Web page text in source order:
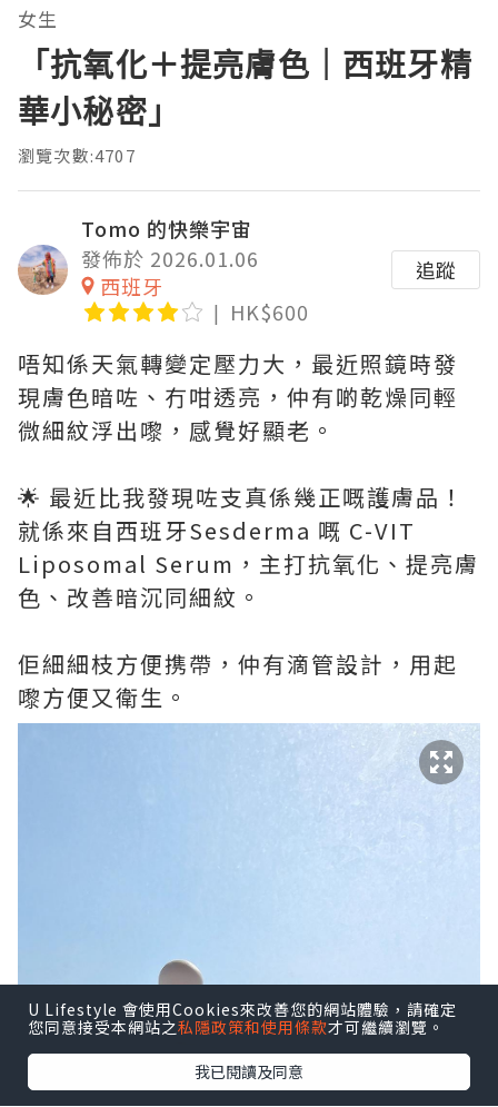
女生
「抗氧化＋提亮膚色｜西班牙精
華小秘密」
瀏覽次數:4707
Tomo 的快樂宇宙
發佈於 2026.01.06
西班牙
HK$600
追蹤
唔知係天氣轉變定壓力大，最近照鏡時發
現膚色暗咗、冇咁透亮，仲有啲乾燥同輕
微細紋浮出嚟，感覺好顯老。
🌟 最近比我發現咗支真係幾正嘅護膚品！
就係來自西班牙Sesderma 嘅 C-VIT
Liposomal Serum，主打抗氧化、提亮膚
色、改善暗沉同細紋。
佢細細枝方便携帶，仲有滴管設計，用起
嚟方便又衛生。
U Lifestyle 會使用Cookies來改善您的網站體驗，請確定
您同意接受本網站之私隱政策和使用條款才可繼續瀏覽。
我已閱讀及同意